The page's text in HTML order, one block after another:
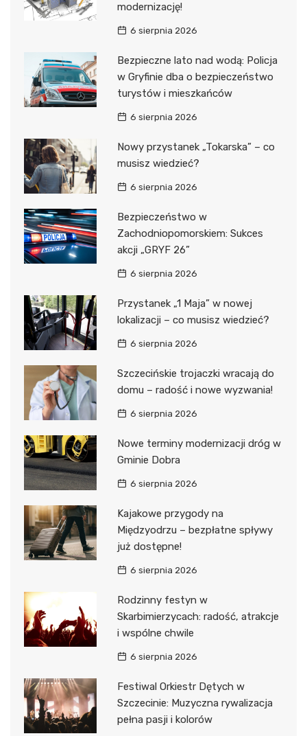
modernizację!
6 sierpnia 2026
Bezpieczne lato nad wodą: Policja
w Gryfinie dba o bezpieczeństwo
turystów i mieszkańców
6 sierpnia 2026
Nowy przystanek „Tokarska” – co
musisz wiedzieć?
6 sierpnia 2026
Bezpieczeństwo w
Zachodniopomorskiem: Sukces
akcji „GRYF 26”
6 sierpnia 2026
Przystanek „1 Maja” w nowej
lokalizacji – co musisz wiedzieć?
6 sierpnia 2026
Szczecińskie trojaczki wracają do
domu – radość i nowe wyzwania!
6 sierpnia 2026
Nowe terminy modernizacji dróg w
Gminie Dobra
6 sierpnia 2026
Kajakowe przygody na
Międzyodrzu – bezpłatne spływy
już dostępne!
6 sierpnia 2026
Rodzinny festyn w
Skarbimierzycach: radość, atrakcje
i wspólne chwile
6 sierpnia 2026
Festiwal Orkiestr Dętych w
Szczecinie: Muzyczna rywalizacja
pełna pasji i kolorów